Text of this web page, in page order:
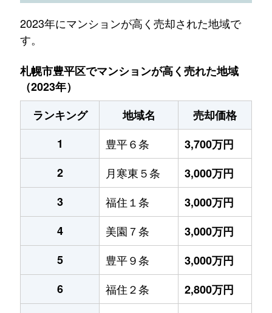
2023年にマンションが高く売却された地域で
す。
札幌市豊平区でマンションが高く売れた地域
（2023年）
ランキング
地域名
売却価格
1
豊平６条
3,700万円
2
月寒東５条
3,000万円
3
福住１条
3,000万円
4
美園７条
3,000万円
5
豊平９条
3,000万円
6
福住２条
2,800万円